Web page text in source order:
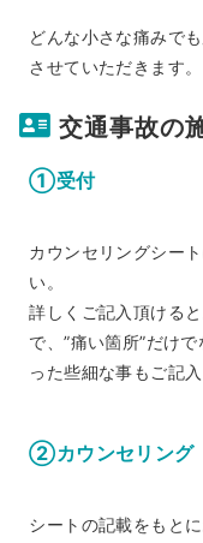
どんな小さな痛みで
させていただきます。
交通事故の
①受付
カウンセリングシー
い。
詳しくご記入頂ける
で、”痛い箇所”だけ
った些細な事もご記入
②カウンセリング
シートの記載をもと